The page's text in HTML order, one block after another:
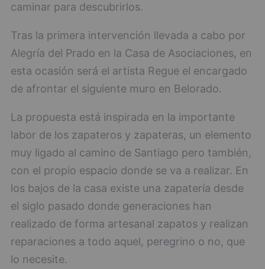
caminar para descubrirlos.
Tras la primera intervención llevada a cabo por
Alegría del Prado en la Casa de Asociaciones, en
esta ocasión será el artista Regue el encargado
de afrontar el siguiente muro en Belorado.
La propuesta está inspirada en la importante
labor de los zapateros y zapateras, un elemento
muy ligado al camino de Santiago pero también,
con el propio espacio donde se va a realizar. En
los bajos de la casa existe una zapatería desde
el siglo pasado donde generaciones han
realizado de forma artesanal zapatos y realizan
reparaciones a todo aquel, peregrino o no, que
lo necesite.